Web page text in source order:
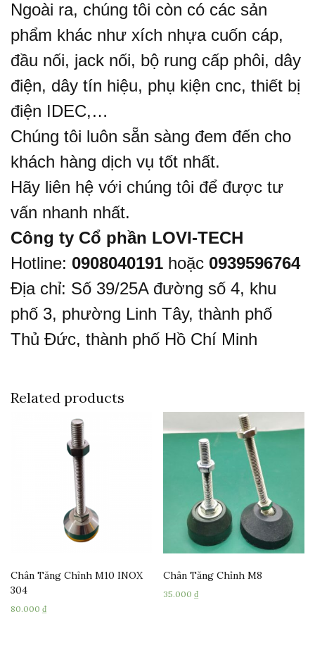
Ngoài ra, chúng tôi còn có các sản
phẩm khác như xích nhựa cuốn cáp,
đầu nối, jack nối, bộ rung cấp phôi, dây
điện, dây tín hiệu, phụ kiện cnc, thiết bị
điện IDEC,…
Chúng tôi luôn sẵn sàng đem đến cho
khách hàng dịch vụ tốt nhất.
Hãy liên hệ với chúng tôi để được tư
vấn nhanh nhất.
Công ty Cổ phần LOVI-TECH
Hotline: 0908040191 hoặc 0939596764
Địa chỉ: Số 39/25A đường số 4, khu
phố 3, phường Linh Tây, thành phố
Thủ Đức, thành phố Hồ Chí Minh
Related products
Chân Tăng Chỉnh M10 INOX
304
80.000 ₫
Chân Tăng Chỉnh M8
35.000₫